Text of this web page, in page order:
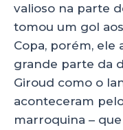
valioso na parte
tomou um gol aos
Copa, porém, ele
grande parte da
Giroud como o
aconteceram
marroquina –